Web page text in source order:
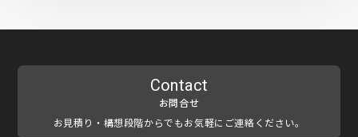
Contact
お問合せ
お見積り・構想段階からでもお気軽にご連絡ください。